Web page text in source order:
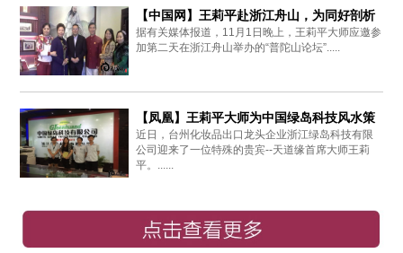
【中国网】王莉平赴浙江舟山，为同好剖析
周易思想
据有关媒体报道，11月1日晚上，王莉平大师应邀参
加第二天在浙江舟山举办的“普陀山论坛”.....
【凤凰】王莉平大师为中国绿岛科技风水策
划布局
近日，台州化妆品出口龙头企业浙江绿岛科技有限
公司迎来了一位特殊的贵宾--天道缘首席大师王莉
平。......